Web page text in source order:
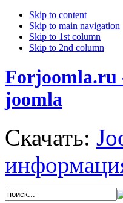
Skip to content
Skip to main navigation
Skip to 1st column
Skip to 2nd column
Forjoomla.ru
joomla
Скачать: